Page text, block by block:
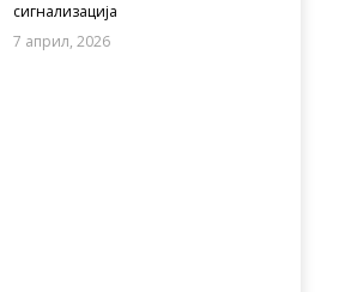
сигнализација
7 април, 2026